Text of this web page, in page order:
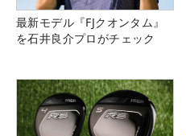
最新モデル『FJクオンタム』
を石井良介プロがチェック